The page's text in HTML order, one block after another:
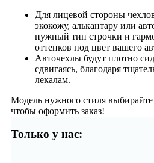
Для лицевой стороны
экокожу, алькантару или
нужный тип строчки и
оттенков под цвет вашего
Авточехлы будут плотно
сдвигаясь, благодаря
лекалам.
Модель нужного стиля выбирайте
чтобы оформить заказ!
Только у нас: